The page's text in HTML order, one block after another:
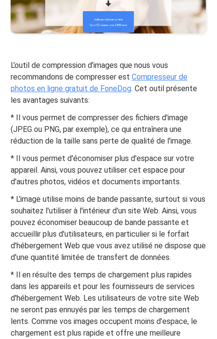
L’outil de compression d’images que nous vous
recommandons de compresser estCompresseur de
photos en ligne gratuit de FoneDog. Cet outil présente
les avantages suivants:
* Il vous permet de compresser des fichiers d'image
(JPEG ou PNG, par exemple), ce qui entraînera une
réduction de la taille sans perte de qualité de l'image.
* Il vous permet d'économiser plus d'espace sur votre
appareil. Ainsi, vous pouvez utiliser cet espace pour
d'autres photos, vidéos et documents importants.
* L'image utilise moins de bande passante, surtout si vous
souhaitez l'utiliser à l'intérieur d'un site Web. Ainsi, vous
pouvez économiser beaucoup de bande passante et
accueillir plus d'utilisateurs, en particulier si le forfait
d'hébergement Web que vous avez utilisé ne dispose que
d'une quantité limitée de transfert de données.
* Il en résulte des temps de chargement plus rapides
dans les appareils et pour les fournisseurs de services
d'hébergement Web. Les utilisateurs de votre site Web
ne seront pas ennuyés par les temps de chargement
lents. Comme vos images occupent moins d’espace, le
chargement est plus rapide et offre une meilleure